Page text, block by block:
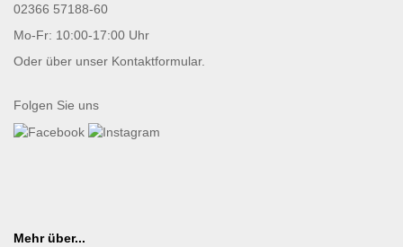
02366 57188-60
Mo-Fr: 10:00-17:00 Uhr
Oder über unser Kontaktformular.
Folgen Sie uns
Mehr über...